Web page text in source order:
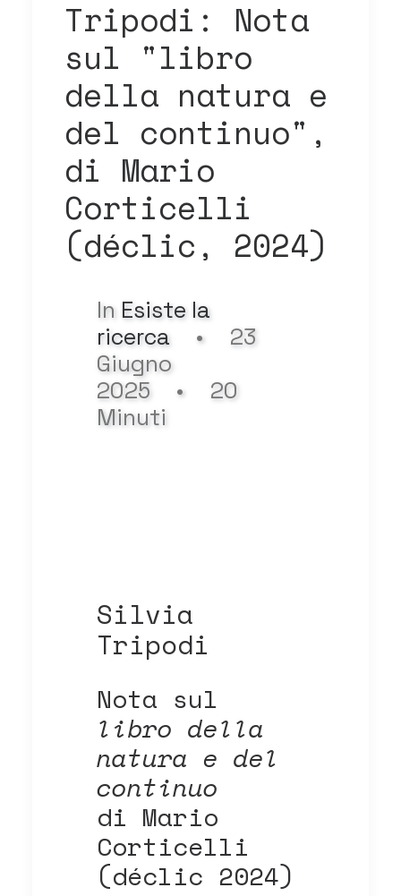
Tripodi: Nota
sul "libro
della natura e
del continuo",
di Mario
Corticelli
(déclic, 2024)
In Esiste la
ricerca
•
23
Giugno
2025
•
20
Minuti
Silvia
Tripodi
Nota sul
libro della
natura e del
continuo
di Mario
Corticelli
(déclic 2024)